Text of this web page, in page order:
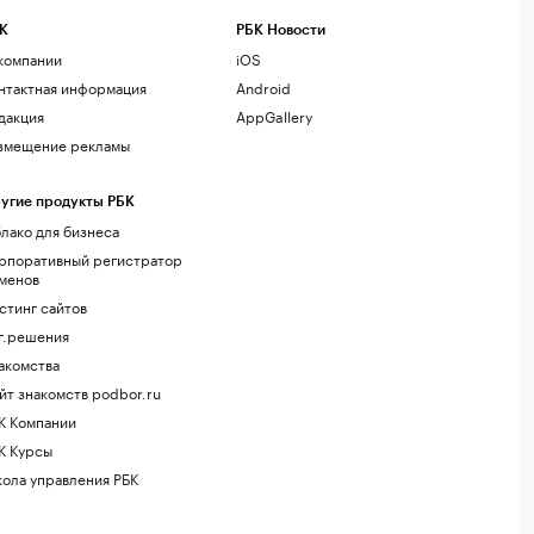
информация
рекламы
продукты РБК
для бизнеса
регистратор
сайтов
знакомств podbor.ru
Компании
Курсы
управления РБК
РБК Новости
iOS
Android
AppGallery